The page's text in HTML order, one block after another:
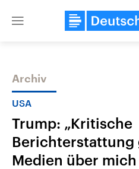
Close
Themen
Archiv
USA
Trump: „Kritische
Berichterstattung
Medien über